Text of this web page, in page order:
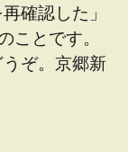
確認した」
ことです。
ぞ。京郷新